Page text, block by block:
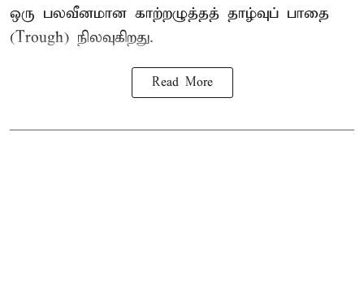
ஒரு பலவீனமான காற்றழுத்தத் தாழ்வுப் பாதை
(Trough) நிலவுகிறது.
Read More